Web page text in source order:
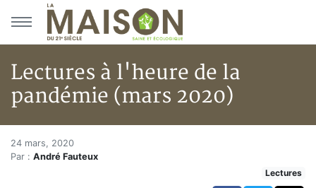
Aller au menu principal
Aller au contenu principal
Lectures à l'heure de la
pandémie (mars 2020)
Accueil
Articles
Lectures à l'heure de la
24 mars, 2020
Par : André Fauteux
Lectures